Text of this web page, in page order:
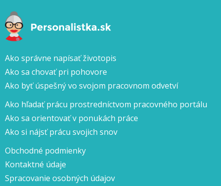
Ako správne napísať životopis
Ako sa chovať pri pohovore
Ako byť úspešný vo svojom pracovnom odvetví
Ako hľadať prácu prostredníctvom pracovného portálu
Ako sa orientovať v ponukách práce
Ako si nájsť prácu svojich snov
Obchodné podmienky
Kontaktné údaje
Spracovanie osobných údajov